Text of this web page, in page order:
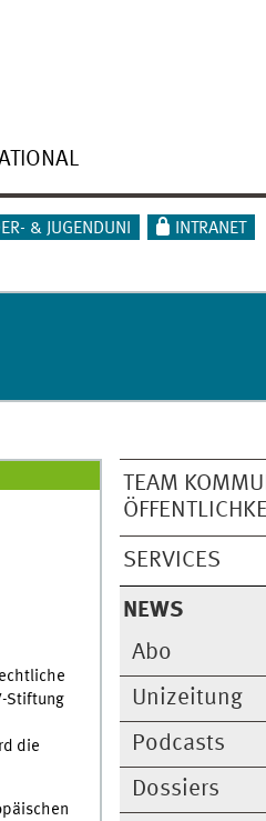
& JUGENDUNI INTRANET
TEAM
SERVICES
NEWS
Abo
Unizeitung
Podcasts
Dossiers
Stiftung
die